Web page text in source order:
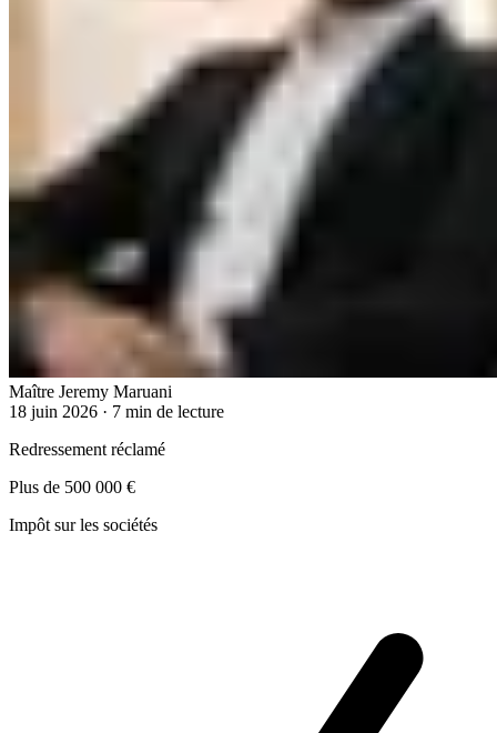
Maître Jeremy Maruani
18 juin 2026 · 7 min de lecture
Redressement réclamé
Plus de 500 000 €
Impôt sur les sociétés